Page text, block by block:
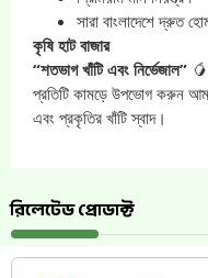
সারা বাংলাদেশে দ্রুত
কৃষি হাট বাজার
“শতভাগ খাঁটি এবং নির্ভেজাল” 🥭
প্রতিটি কামড়ে উপভোগ করুন
এবং প্রকৃতির খাঁটি স্বাদ।
রিলেটেড প্রোডাক্ট